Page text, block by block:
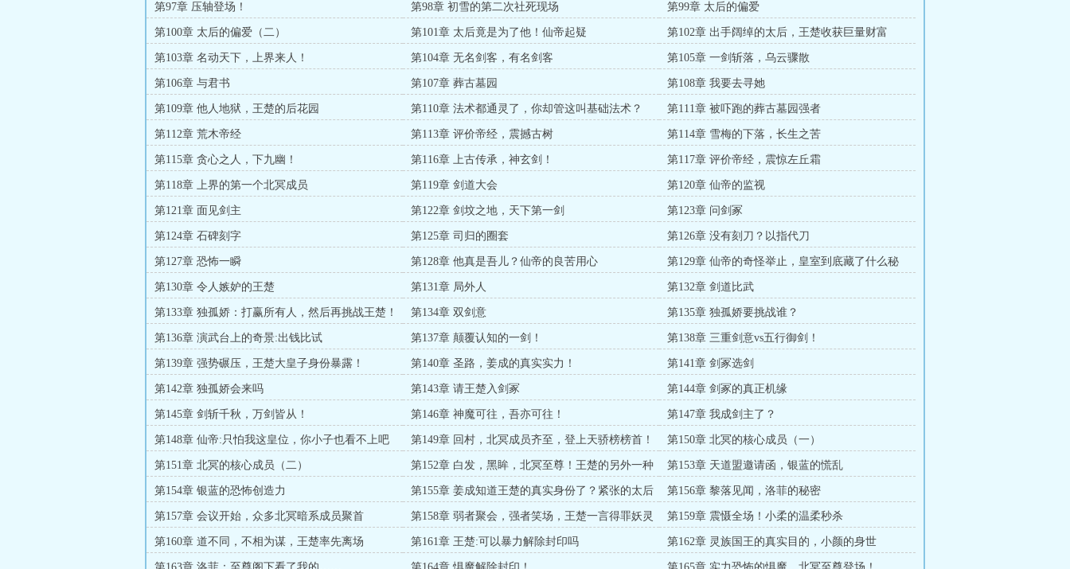
第97章 压轴登场！ 第98章 初雪的第二次社死现场 第99章 太后的偏爱
第100章 太后的偏爱（二） 第101章 太后竟是为了他！仙帝起疑 第102章 出手阔绰的太后，王楚收获巨量财富
第103章 名动天下，上界来人！ 第104章 无名剑客，有名剑客 第105章 一剑斩落，乌云骤散
第106章 与君书 第107章 葬古墓园 第108章 我要去寻她
第109章 他人地狱，王楚的后花园 第110章 法术都通灵了，你却管这叫基础法术？ 第111章 被吓跑的葬古墓园强者
第112章 荒木帝经 第113章 评价帝经，震撼古树 第114章 雪梅的下落，长生之苦
第115章 贪心之人，下九幽！ 第116章 上古传承，神玄剑！ 第117章 评价帝经，震惊左丘霜
第118章 上界的第一个北冥成员 第119章 剑道大会 第120章 仙帝的监视
第121章 面见剑主 第122章 剑坟之地，天下第一剑 第123章 问剑冢
第124章 石碑刻字 第125章 司归的圈套 第126章 没有刻刀？以指代刀
第127章 恐怖一瞬 第128章 他真是吾儿？仙帝的良苦用心
第129章 仙帝的奇怪举止，皇室到底藏了什么秘
密？
第130章 令人嫉妒的王楚 第131章 局外人 第132章 剑道比武
第133章 独孤娇：打赢所有人，然后再挑战王楚！ 第134章 双剑意 第135章 独孤娇要挑战谁？
第136章 演武台上的奇景:出钱比试 第137章 颠覆认知的一剑！ 第138章 三重剑意vs五行御剑！
第139章 强势碾压，王楚大皇子身份暴露！ 第140章 圣路，姜成的真实实力！ 第141章 剑冢选剑
第142章 独孤娇会来吗 第143章 请王楚入剑冢 第144章 剑冢的真正机缘
第145章 剑斩千秋，万剑皆从！ 第146章 神魔可往，吾亦可往！ 第147章 我成剑主了？
第148章 仙帝:只怕我这皇位，你小子也看不上吧 第149章 回村，北冥成员齐至，登上天骄榜榜首！ 第150章 北冥的核心成员（一）
第151章 北冥的核心成员（二）
第152章 白发，黑眸，北冥至尊！王楚的另外一种
身份！
第153章 天道盟邀请函，银蓝的慌乱
第154章 银蓝的恐怖创造力 第155章 姜成知道王楚的真实身份了？紧张的太后 第156章 黎落见闻，洛菲的秘密
第157章 会议开始，众多北冥暗系成员聚首
第158章 弱者聚会，强者笑场，王楚一言得罪妖灵
二族！
第159章 震慑全场！小柔的温柔秒杀
第160章 道不同，不相为谋，王楚率先离场 第161章 王楚:可以暴力解除封印吗 第162章 灵族国王的真实目的，小颜的身世